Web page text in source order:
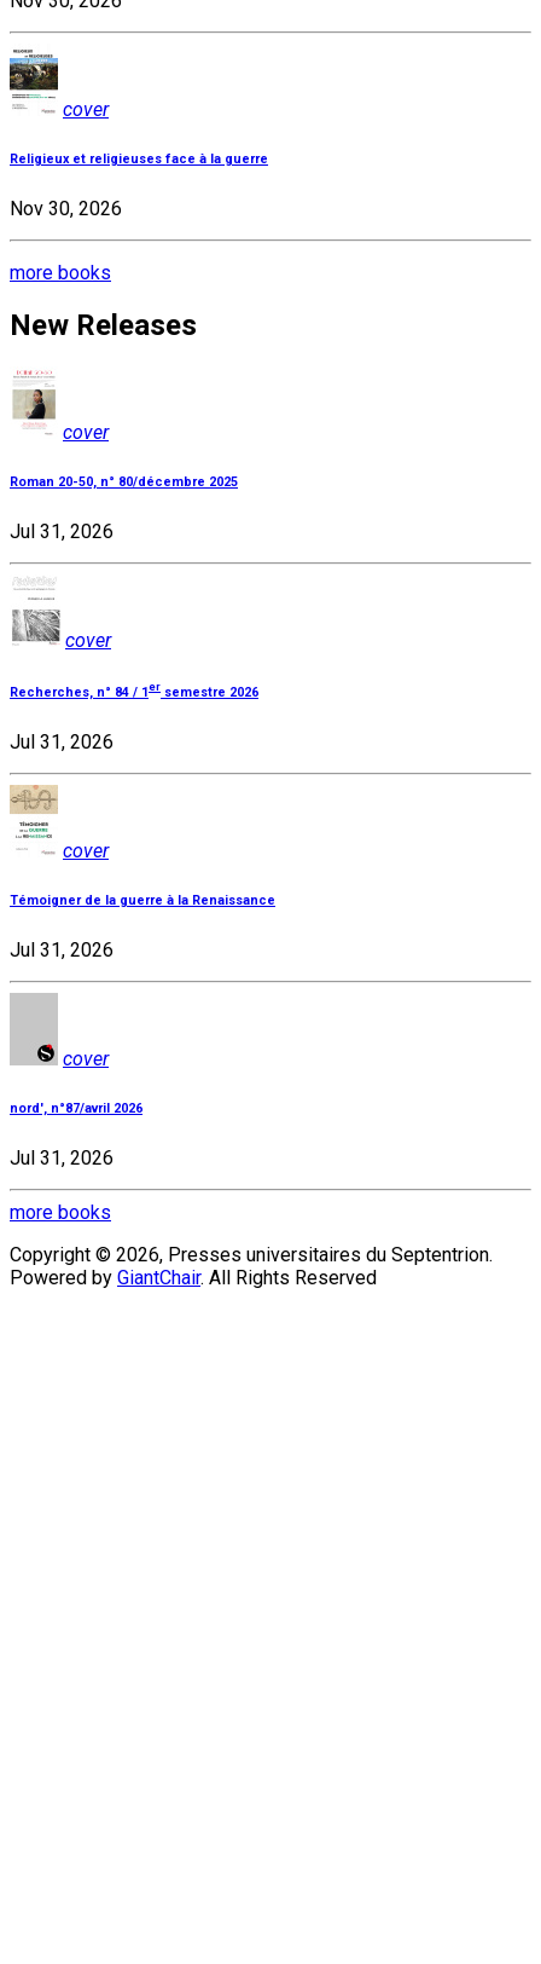
cover
Religieux et religieuses face à la guerre
Nov 30, 2026
more books
New Releases
cover
Roman 20-50, n° 80/décembre 2025
Jul 31, 2026
cover
Recherches, n° 84 / 1 er semestre 2026
Jul 31, 2026
cover
Témoigner de la guerre à la Renaissance
Jul 31, 2026
cover
nord', n°87/avril 2026
Jul 31, 2026
more books
Copyright © 2026, Presses universitaires du Septentrion.
Powered by GiantChair. All Rights Reserved